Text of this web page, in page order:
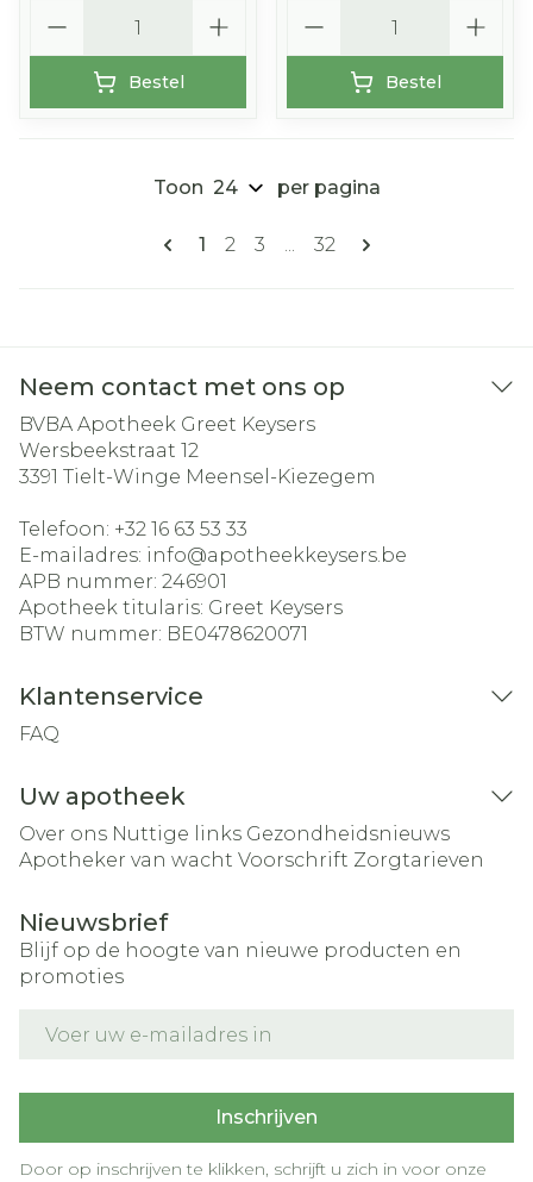
Bestel Bestel
Pagina's
U lees momenteel pagina
1 Pagina
2 Pagina
3 ... Pagina
32
Toon per pagina
Neem contact met ons op
BVBA Apotheek Greet Keysers
Wersbeekstraat 12
3391 Tielt-Winge Meensel-Kiezegem
Telefoon: +32 16 63 53 33
E-mailadres: info@apotheekkeysers.be
APB nummer: 246901
Apotheek titularis: Greet Keysers
BTW nummer: BE0478620071
Klantenservice
FAQ
Uw apotheek
Over ons Nuttige links Gezondheidsnieuws
Apotheker van wacht Voorschrift Zorgtarieven
Nieuwsbrief
Blijf op de hoogte van nieuwe producten en
promoties
Inschrijven
Door op inschrijven te klikken, schrijft u zich in voor onze